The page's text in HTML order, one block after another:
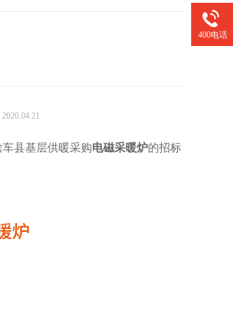
县基层供暖采购电磁采暖炉的招标
400电话